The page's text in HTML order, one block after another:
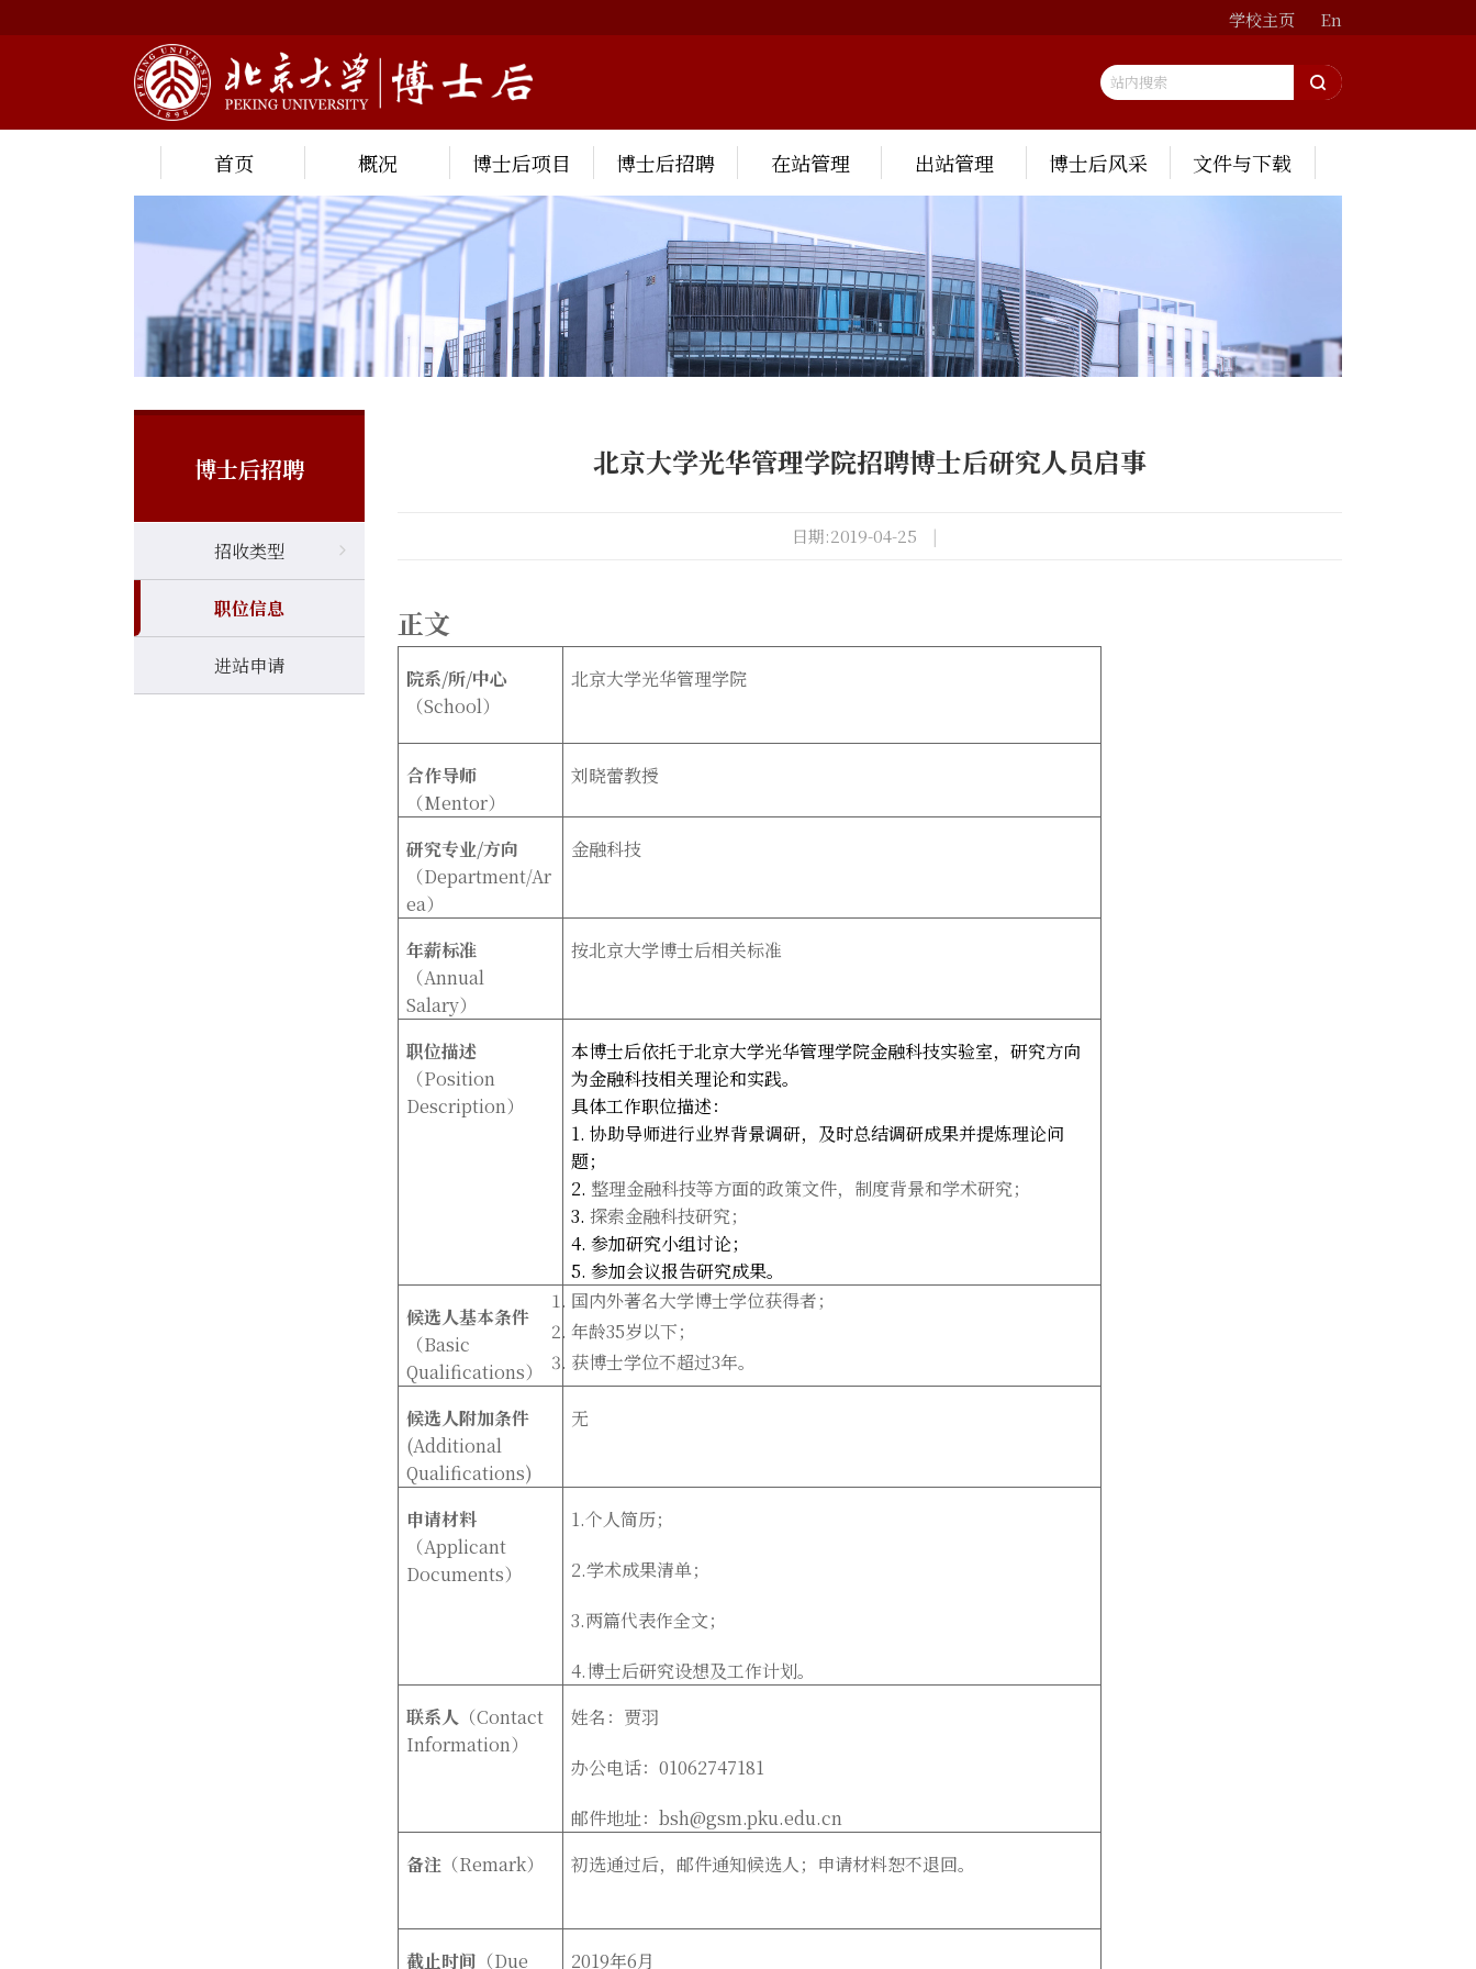
学校主页 En
首页 概况 博士后项目 博士后招聘 在站管理 出站管理 博士后风采 文件与下载
博士后招聘
招收类型
职位信息
进站申请
北京大学光华管理学院招聘博士后研究人员启事
日期:2019-04-25 |
正文
院系/所/中心
（School）
北京大学光华管理学院
合作导师
（Mentor）
刘晓蕾教授
研究专业/方向
（Department/Ar
ea）
金融科技
年薪标准
（Annual
Salary）
按北京大学博士后相关标准
职位描述
（Position
Description）
本博士后依托于北京大学光华管理学院金融科技实验室，研究方向
为金融科技相关理论和实践。
具体工作职位描述：
1.协助导师进行业界背景调研，及时总结调研成果并提炼理论问
题；
2. 整理金融科技等方面的政策文件，制度背景和学术研究；
3.探索金融科技研究；
4.参加研究小组讨论；
5.参加会议报告研究成果。
候选人基本条件
（Basic
Qualifications）
国内外著名大学博士学位获得者；
年龄35岁以下；
获博士学位不超过3年。
候选人附加条件
(Additional
Qualifications)
无
申请材料
（Applicant
Documents）
1.个人简历；
2.学术成果清单；
3.两篇代表作全文；
4.博士后研究设想及工作计划。
联系人 （Contact
Information）
姓名：贾羽
办公电话：01062747181
邮件地址：bsh@gsm.pku.edu.cn
备注 （Remark） 初选通过后，邮件通知候选人；申请材料恕不退回。
截止时间 （Due 2019年6月